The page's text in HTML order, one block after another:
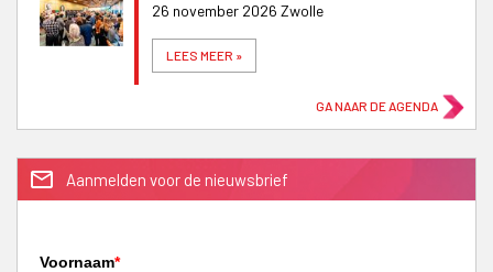
26 november 2026 Zwolle
LEES MEER »
GA NAAR DE AGENDA
mail_outline Aanmelden voor de nieuwsbrief
Voornaam*